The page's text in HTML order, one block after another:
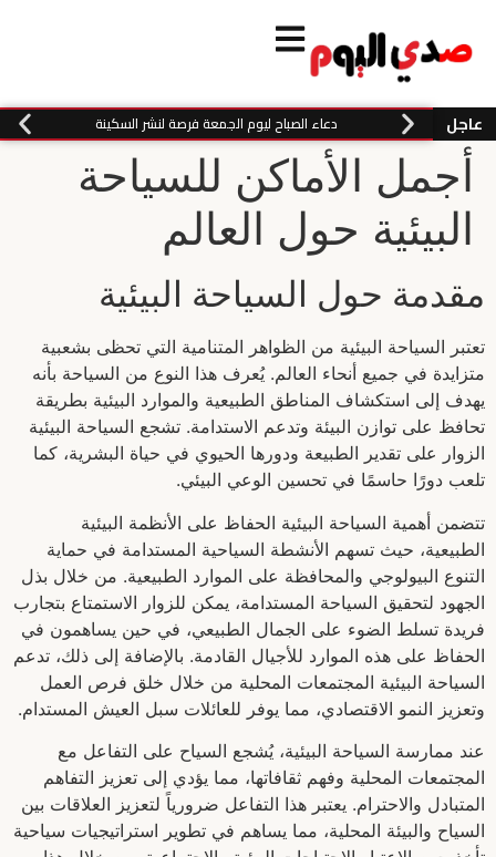
عاجل دعاء الصباح ليوم الجمعة فرصة لنشر السكينة
أجمل الأماكن للسياحة
البيئية حول العالم
مقدمة حول السياحة البيئية
تعتبر السياحة البيئية من الظواهر المتنامية التي تحظى بشعبية
متزايدة في جميع أنحاء العالم. يُعرف هذا النوع من السياحة بأنه
يهدف إلى استكشاف المناطق الطبيعية والموارد البيئية بطريقة
تحافظ على توازن البيئة وتدعم الاستدامة. تشجع السياحة البيئية
الزوار على تقدير الطبيعة ودورها الحيوي في حياة البشرية، كما
تلعب دورًا حاسمًا في تحسين الوعي البيئي.
تتضمن أهمية السياحة البيئية الحفاظ على الأنظمة البيئية
الطبيعية، حيث تسهم الأنشطة السياحية المستدامة في حماية
التنوع البيولوجي والمحافظة على الموارد الطبيعية. من خلال بذل
الجهود لتحقيق السياحة المستدامة، يمكن للزوار الاستمتاع بتجارب
فريدة تسلط الضوء على الجمال الطبيعي، في حين يساهمون في
الحفاظ على هذه الموارد للأجيال القادمة. بالإضافة إلى ذلك، تدعم
السياحة البيئية المجتمعات المحلية من خلال خلق فرص العمل
وتعزيز النمو الاقتصادي، مما يوفر للعائلات سبل العيش المستدام.
عند ممارسة السياحة البيئية، يُشجع السياح على التفاعل مع
المجتمعات المحلية وفهم ثقافاتها، مما يؤدي إلى تعزيز التفاهم
المتبادل والاحترام. يعتبر هذا التفاعل ضرورياً لتعزيز العلاقات بين
السياح والبيئة المحلية، مما يساهم في تطوير استراتيجيات سياحية